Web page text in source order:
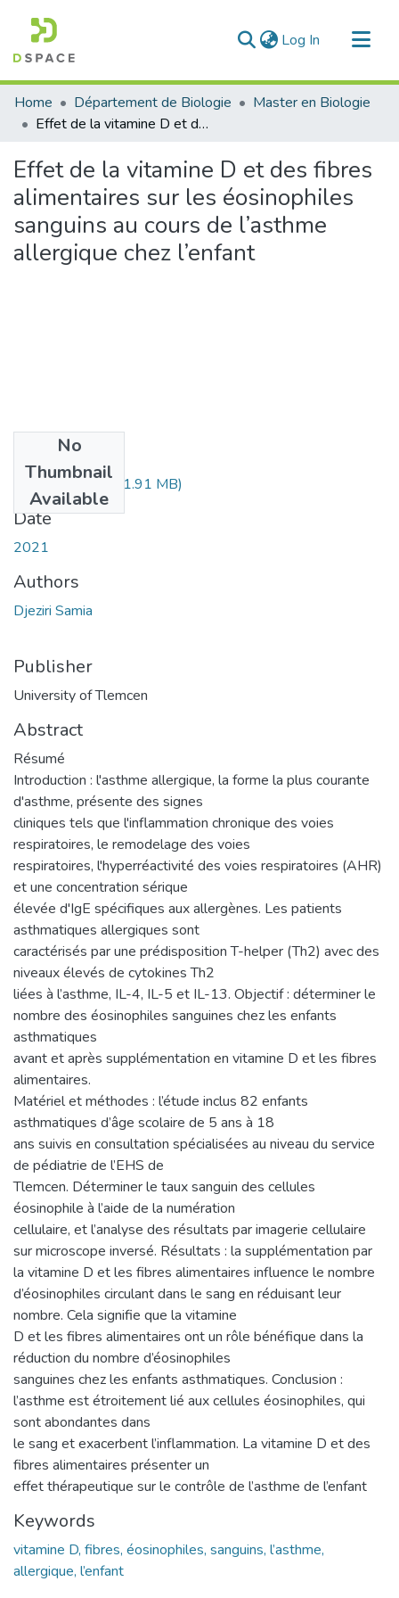
Log In (current)
Communities & Collections
All of DSpace
Home Département de Biologie
Master en Biologie
Effet de la vitamine D et des fibres alimentaires sur les éosinophiles sanguins au cours de l’asthme allergique chez l’enfant
Effet de la vitamine D et des fibres
alimentaires sur les éosinophiles
sanguins au cours de l’asthme
allergique chez l’enfant
No
Thumbnail
Available
djeziri_samia.pdf (1.91 MB)
Date
2021
Authors
Djeziri Samia
Publisher
University of Tlemcen
Abstract
Résumé
Introduction : l'asthme allergique, la forme la plus courante
d'asthme, présente des signes
cliniques tels que l'inflammation chronique des voies
respiratoires, le remodelage des voies
respiratoires, l'hyperréactivité des voies respiratoires (AHR)
et une concentration sérique
élevée d'IgE spécifiques aux allergènes. Les patients
asthmatiques allergiques sont
caractérisés par une prédisposition T-helper (Th2) avec des
niveaux élevés de cytokines Th2
liées à l’asthme, IL-4, IL-5 et IL-13. Objectif : déterminer le
nombre des éosinophiles sanguines chez les enfants
asthmatiques
avant et après supplémentation en vitamine D et les fibres
alimentaires.
Matériel et méthodes : l’étude inclus 82 enfants
asthmatiques d’âge scolaire de 5 ans à 18
ans suivis en consultation spécialisées au niveau du service
de pédiatrie de l’EHS de
Tlemcen. Déterminer le taux sanguin des cellules
éosinophile à l’aide de la numération
cellulaire, et l’analyse des résultats par imagerie cellulaire
sur microscope inversé. Résultats : la supplémentation par
la vitamine D et les fibres alimentaires influence le nombre
d’éosinophiles circulant dans le sang en réduisant leur
nombre. Cela signifie que la vitamine
D et les fibres alimentaires ont un rôle bénéfique dans la
réduction du nombre d’éosinophiles
sanguines chez les enfants asthmatiques. Conclusion :
l’asthme est étroitement lié aux cellules éosinophiles, qui
sont abondantes dans
le sang et exacerbent l’inflammation. La vitamine D et des
fibres alimentaires présenter un
effet thérapeutique sur le contrôle de l’asthme de l’enfant
Keywords
vitamine D, fibres, éosinophiles, sanguins, l’asthme,
allergique, l’enfant